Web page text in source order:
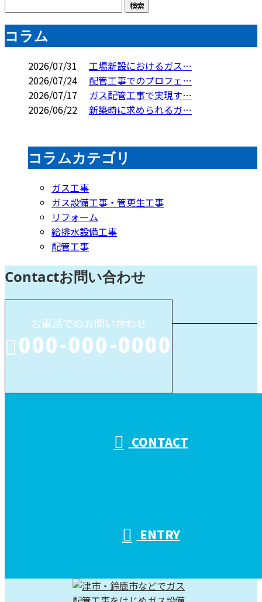
コラム
2026/07/31
工場新設におけるガス…
2026/07/24
配管工事でのプロフェ…
2026/07/17
ガス配管工事で実現す…
2026/06/22
新築時に求められるガ…
コラムカテゴリ
ガス工事
ガス設備工事・管更生工事
リフォーム
給排水設備工事
配管工事
Contactお問い合わせ
お電話でのお問い合わせ
000-000-0000
CONTACT
ENTRY